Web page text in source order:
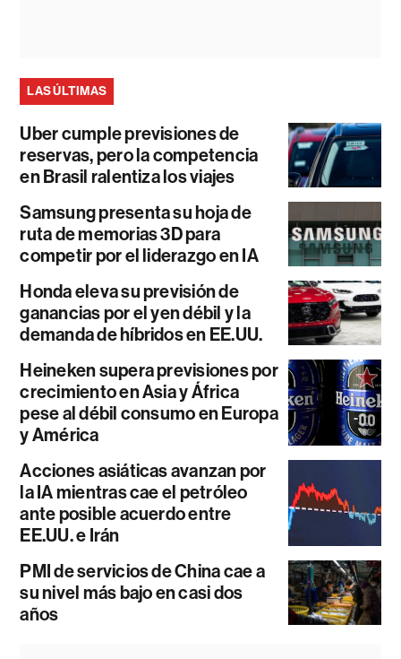
LAS ÚLTIMAS
Uber cumple previsiones de
reservas, pero la competencia
en Brasil ralentiza los viajes
Samsung presenta su hoja de
ruta de memorias 3D para
competir por el liderazgo en IA
Honda eleva su previsión de
ganancias por el yen débil y la
demanda de híbridos en EE.UU.
Heineken supera previsiones por
crecimiento en Asia y África
pese al débil consumo en Europa
y América
Acciones asiáticas avanzan por
la IA mientras cae el petróleo
ante posible acuerdo entre
EE.UU. e Irán
PMI de servicios de China cae a
su nivel más bajo en casi dos
años